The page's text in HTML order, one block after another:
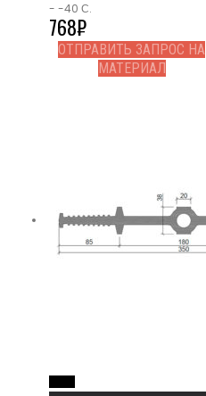
- -40 С.
768₽
ОТПРАВИТЬ ЗАПРОС НА
МАТЕРИАЛ